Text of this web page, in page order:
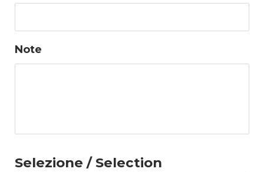
Note
Selezione / Selection